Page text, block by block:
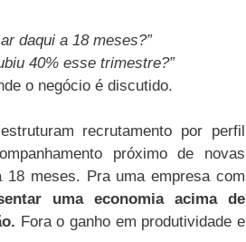
daqui a 18 meses?”
40% esse trimestre?”
o negócio é discutido.
recrutamento por perfil
próximo de novas
meses. Pra uma empresa com
uma economia acima de
Fora o ganho em produtividade e